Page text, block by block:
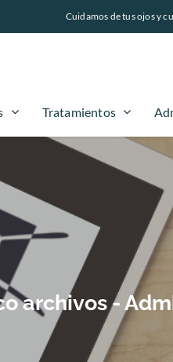
Cuidamos de tus ojos y
Tratamientos
archivos -